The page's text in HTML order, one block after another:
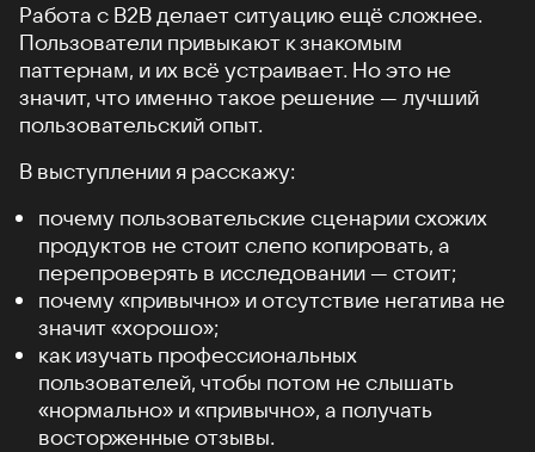
Работа с B2B делает ситуацию ещё сложнее.
Пользователи привыкают к знакомым
паттернам, и их всё устраивает. Но это не
значит, что именно такое решение — лучший
пользовательский опыт.
В выступлении я расскажу:
почему пользовательские сценарии схожих
продуктов не стоит слепо копировать, а
перепроверять в исследовании — стоит;
почему «привычно» и отсутствие негатива не
значит «хорошо»;
как изучать профессиональных
пользователей, чтобы потом не слышать
«нормально» и «привычно», а получать
восторженные отзывы.